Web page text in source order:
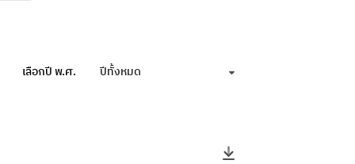
เลือกปี พ.ศ. ปีทั้งหมด